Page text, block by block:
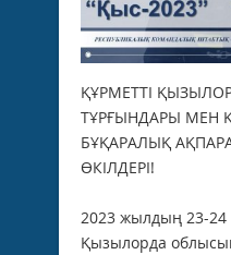
ҚҰРМЕТТІ
ТҰРҒЫНДАРЫ МЕН
БҰҚАРАЛЫҚ
ӨКІЛДЕРІ!
2023 жылдың 23-
Қызылорда